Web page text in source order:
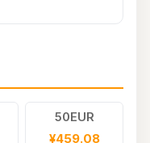
50EUR
¥459.08